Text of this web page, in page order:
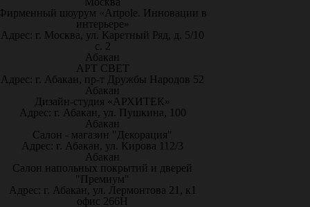
шоурум «Artpole. Инновации в
интерьере»
Адрес: г. Москва, ул. Каретный Ряд, д. 5/10
с. 2
Абакан
АРТ СВЕТ
Адрес: г. Абакан, пр-т Дружбы Народов 52
Абакан
Дизайн-студия «АРХИТЕК»
Адрес: г. Абакан, ул. Пушкина, 100
Абакан
Салон - магазин "Декорация"
Адрес: г. Абакан, ул. Кирова 112/3
Абакан
Салон напольных покрытий и дверей
"Премиум"
Адрес: г. Абакан, ул. Лермонтова 21, к1
офис 266Н